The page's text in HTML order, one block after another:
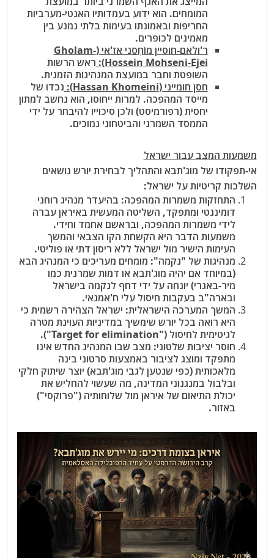
המומחים. הוא ידוע בעמדותיו האנטי-מערביות
החריפות ובאמונתו בעימות בלתי נמנע בין
מאמינים לכופרים.
ר'ולאם-חוסיין מוֹחְסֵני אֵז'אי (Gholam-
Hossein Mohseni-Ejei):
ראש הרשות
השופטת וחבר במועצת המנהיגות הזמנית.
חסן חומייני (Hassan Khomeini):
נכדו של
מייסד המהפכה. למרות ייחוסו, הוא נחשב למתון
יחסית (רפורמיסט) ולכן סיכוייו להיבחר על ידי
הממסד השמרני והביטחוני נמוכים.
משמעות המצב עבור ישראל
אי-תפקודו של מוג'תבא והתהליך לבחירת יורש נושאים
השלכות קריטיות על ישראל:
התחזקות משמרות המהפכה: בהיעדר מנהיג רוחני
דומיננטי ומתפקד, השליטה המעשית באיראן עברה
לידי משמרות המהפכה, ובראשם אחמד וחידי.
משמעות הדבר היא הקשחת הקו הצבאי והמשך
העימות הישיר מול ישראל ללא ריסון דתי או פוליטי.
מנהיגות של "נקמה": מומחים מעריכים כי המנהיג הבא
(במיוחד אם יהיה מוג'תבא או דמות שמרנית כמו
מיר-באגרי) יונחה על ידי דחף לנקמה בישראל
ובארה"ב בעקבות חיסול עלי ח'אמנאי.
המשך המערכה הישראלית: ישראל הצהירה רשמית כי
היא רואה בכל יורש שימשיך במדיניות העוינת מטרה
לגיטימית לחיסול ("Target for elimination").
חוסר יציבות שלטוני: מצב שבו המנהיג החדש אינו
מתפקד ומוצג לציבור באמצעות סרטוני בינה
מלאכותית (כפי שנטען לגבי מוג'תבא) יוצר שיתוק חלקי
ובלבול במנגנוני המדינה, מה שעשוי להחליש את
יכולת התיאום של איראן מול שלוחותיה ("פרוקסי")
באזור.